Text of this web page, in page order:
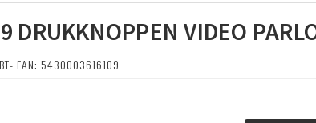
DRUKKNOPPEN VIDEO
EAN: 5430003616109